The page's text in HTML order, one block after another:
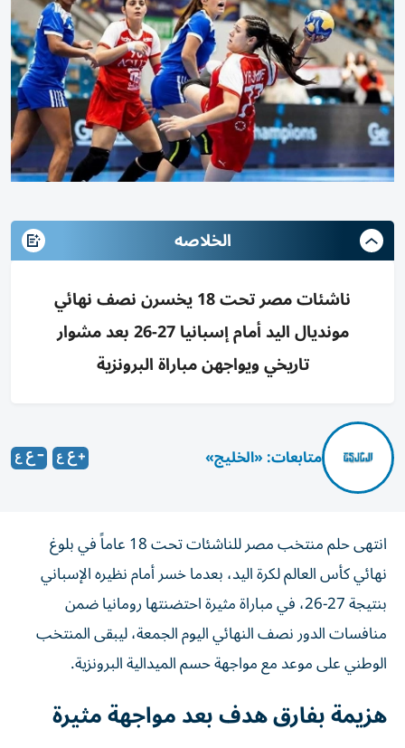
الخلاصه
ناشئات مصر تحت 18 يخسرن نصف نهائي
مونديال اليد أمام إسبانيا 27-26 بعد مشوار
تاريخي ويواجهن مباراة البرونزية
متابعات: «الخليج»
انتهى حلم منتخب مصر للناشئات تحت 18 عاماً في بلوغ
نهائي كأس العالم لكرة اليد، بعدما خسر أمام نظيره الإسباني
بنتيجة 27-26، في مباراة مثيرة احتضنتها رومانيا ضمن
منافسات الدور نصف النهائي اليوم الجمعة، ليبقى المنتخب
الوطني على موعد مع مواجهة حسم الميدالية البرونزية.
هزيمة بفارق هدف بعد مواجهة مثيرة